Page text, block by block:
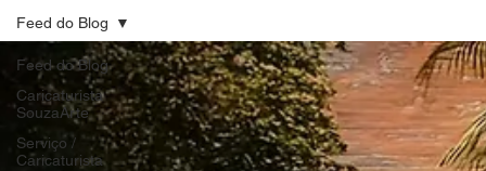
Feed do Blog
Caricaturista
SouzaArte
Serviço /
Caricaturista
Feed do Blog